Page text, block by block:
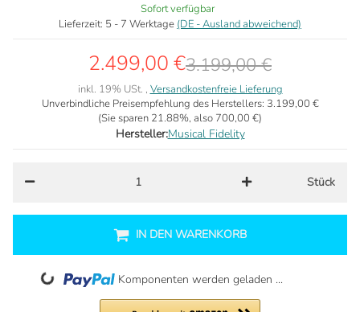
Sofort verfügbar
Lieferzeit: 5 - 7 Werktage (DE - Ausland abweichend)
2.499,00 €3.199,00 €
inkl. 19% USt. , Versandkostenfreie Lieferung
Unverbindliche Preisempfehlung des Herstellers: 3.199,00 €
(Sie sparen 21.88%, also 700,00 €)
Hersteller:Musical Fidelity
Stück
IN DEN WARENKORB
Komponenten werden geladen ...